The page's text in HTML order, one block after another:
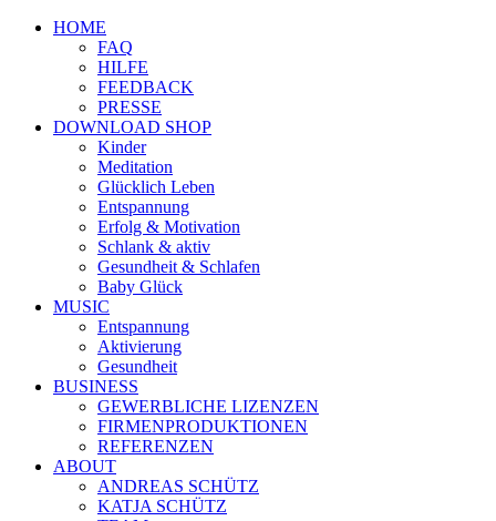
HOME
FAQ
HILFE
FEEDBACK
PRESSE
DOWNLOAD SHOP
Kinder
Meditation
Glücklich Leben
Entspannung
Erfolg & Motivation
Schlank & aktiv
Gesundheit & Schlafen
Baby Glück
MUSIC
Entspannung
Aktivierung
Gesundheit
BUSINESS
GEWERBLICHE LIZENZEN
FIRMENPRODUKTIONEN
REFERENZEN
ABOUT
ANDREAS SCHÜTZ
KATJA SCHÜTZ